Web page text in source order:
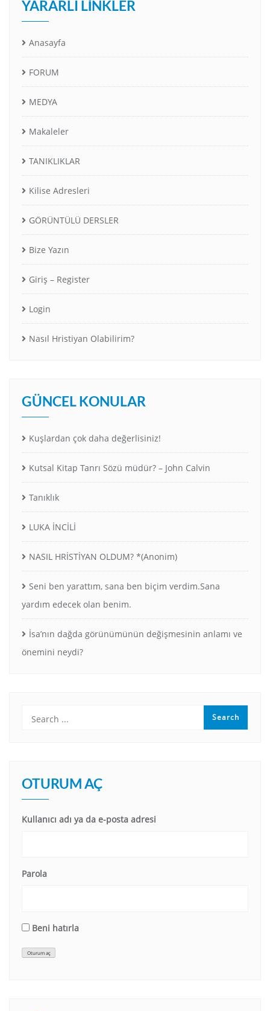
YARARLI LINKLER
Anasayfa
FORUM
MEDYA
Makaleler
TANIKLIKLAR
Kilise Adresleri
GÖRÜNTÜLÜ DERSLER
Bize Yazın
Giriş – Register
Login
Nasıl Hristiyan Olabilirim?
GÜNCEL KONULAR
Kuşlardan çok daha değerlisiniz!
Kutsal Kitap Tanrı Sözü müdür? – John Calvin
Tanıklık
LUKA İNCİLİ
NASIL HRİSTİYAN OLDUM? *(Anonim)
Seni ben yarattım, sana ben biçim verdim.Sana
yardım edecek olan benim.
İsa’nın dağda görünümünün değişmesinin anlamı ve
önemini neydi?
OTURUM AÇ
Kullanıcı adı ya da e-posta adresi
Parola
Beni hatırla
Oturum aç